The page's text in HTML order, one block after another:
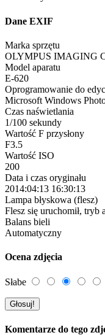
Dane EXIF
Marka sprzętu
OLYMPUS IMAGING
Model aparatu
E-620
Oprogramowanie do
Microsoft Windows
Czas naświetlania
1/100 sekundy
Wartość F przysłony
F3.5
Wartość ISO
200
Data i czas oryginału
2014:04:13 16:30:13
Lampa błyskowa (flesz)
Flesz się uruchomił, tryb
Balans bieli
Automatyczny
Ocena zdjęcia
Słabe
Komentarze do tego